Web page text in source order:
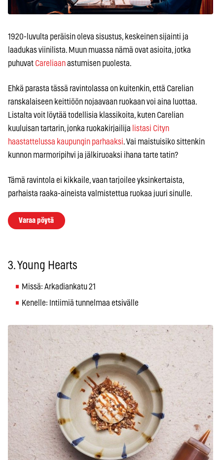
1920-luvulta peräisin oleva sisustus, keskeinen sijainti ja
laadukas viinilista. Muun muassa nämä ovat asioita, jotka
puhuvat Careliaanastumisen puolesta.
Ehkä parasta tässä ravintolassa on kuitenkin, että Carelian
ranskalaiseen keittiöön nojaavaan ruokaan voi aina luottaa.
Listalta voit löytää todellisia klassikoita, kuten Carelian
kuuluisan tartarin, jonka ruokakirjailija listasi Cityn
haastattelussa kaupungin parhaaksi. Vai maistuisiko sittenkin
kunnon marmoripihvi ja jälkiruoaksi ihana tarte tatin?
Tämä ravintola ei kikkaile, vaan tarjoilee yksinkertaista,
parhaista raaka-aineista valmistettua ruokaa juuri sinulle.
Varaa pöytä
3. Young Hearts
Missä: Arkadiankatu 21
Kenelle: Intiimiä tunnelmaa etsivälle